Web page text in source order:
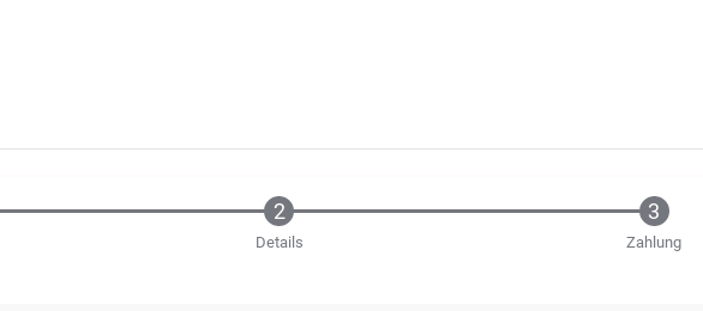
Details Zahlung